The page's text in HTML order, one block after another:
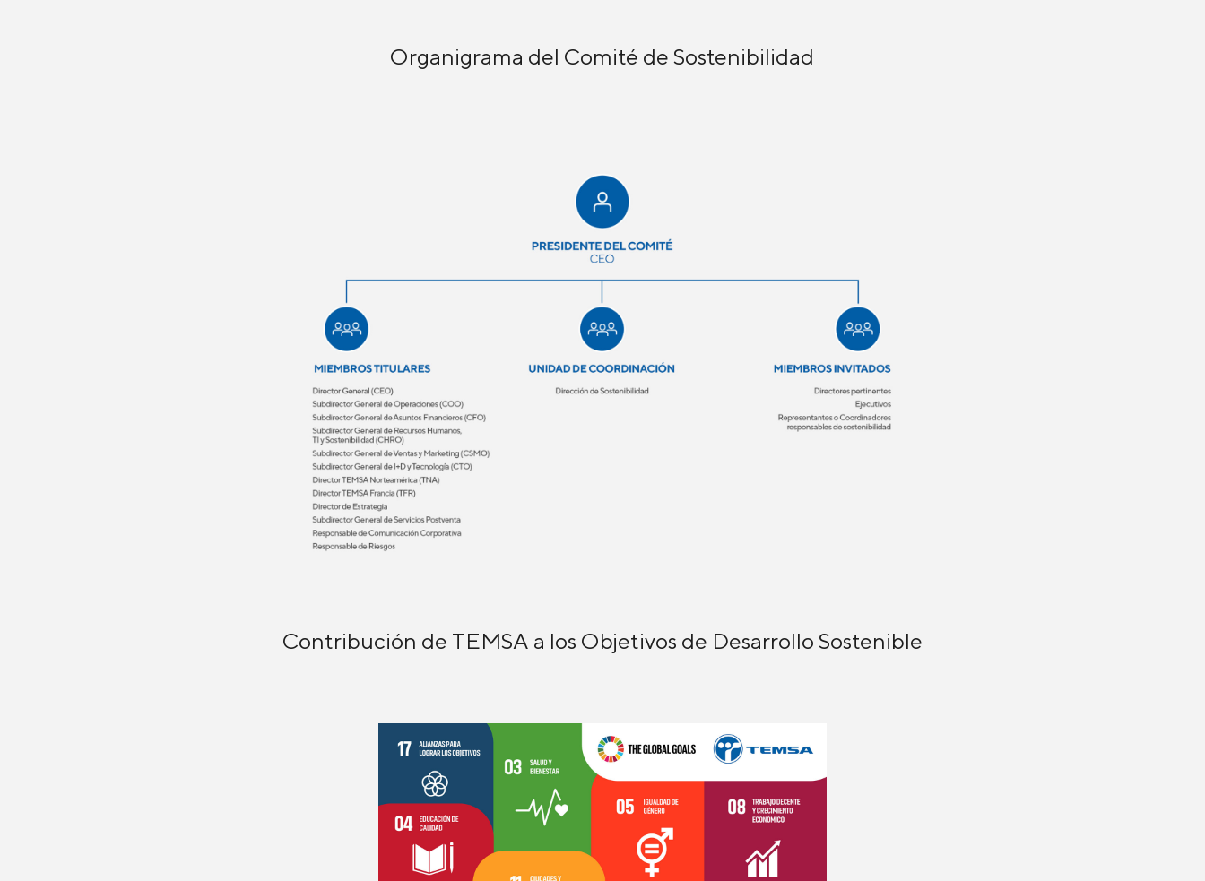
Organigrama del Comité de Sostenibilidad
Contribución de TEMSA a los Objetivos de Desarrollo Sostenible